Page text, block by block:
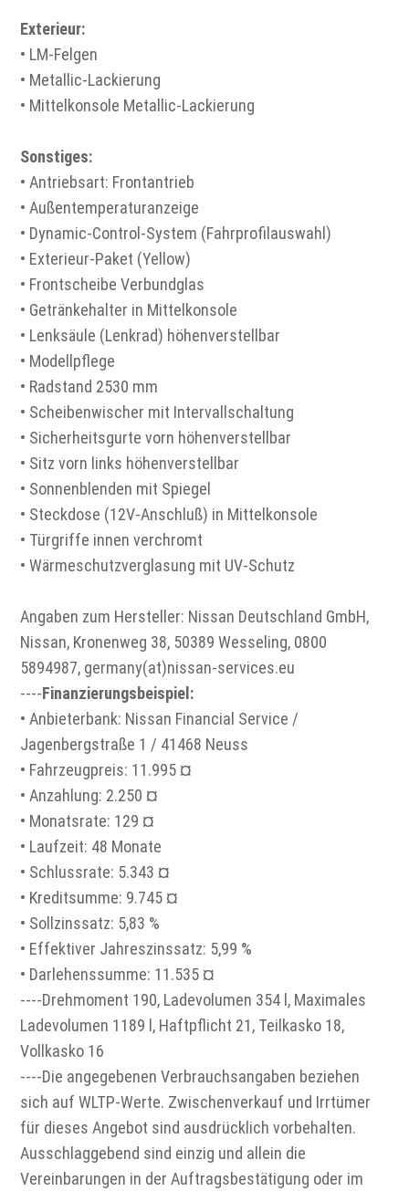
Exterieur:
• LM-Felgen
• Metallic-Lackierung
• Mittelkonsole Metallic-Lackierung
Sonstiges:
• Antriebsart: Frontantrieb
• Außentemperaturanzeige
• Dynamic-Control-System (Fahrprofilauswahl)
• Exterieur-Paket (Yellow)
• Frontscheibe Verbundglas
• Getränkehalter in Mittelkonsole
• Lenksäule (Lenkrad) höhenverstellbar
• Modellpflege
• Radstand 2530 mm
• Scheibenwischer mit Intervallschaltung
• Sicherheitsgurte vorn höhenverstellbar
• Sitz vorn links höhenverstellbar
• Sonnenblenden mit Spiegel
• Steckdose (12V-Anschluß) in Mittelkonsole
• Türgriffe innen verchromt
• Wärmeschutzverglasung mit UV-Schutz
Angaben zum Hersteller: Nissan Deutschland GmbH,
Nissan, Kronenweg 38, 50389 Wesseling, 0800
5894987, germany(at)nissan-services.eu
----Finanzierungsbeispiel:
• Anbieterbank: Nissan Financial Service /
Jagenbergstraße 1 / 41468 Neuss
• Fahrzeugpreis: 11.995 ¤
• Anzahlung: 2.250 ¤
• Monatsrate: 129 ¤
• Laufzeit: 48 Monate
• Schlussrate: 5.343 ¤
• Kreditsumme: 9.745 ¤
• Sollzinssatz: 5,83 %
• Effektiver Jahreszinssatz: 5,99 %
• Darlehenssumme: 11.535 ¤
----Drehmoment 190, Ladevolumen 354 l, Maximales
Ladevolumen 1189 l, Haftpflicht 21, Teilkasko 18,
Vollkasko 16
----Die angegebenen Verbrauchsangaben beziehen
sich auf WLTP-Werte. Zwischenverkauf und Irrtümer
für dieses Angebot sind ausdrücklich vorbehalten.
Ausschlaggebend sind einzig und allein die
Vereinbarungen in der Auftragsbestätigung oder im